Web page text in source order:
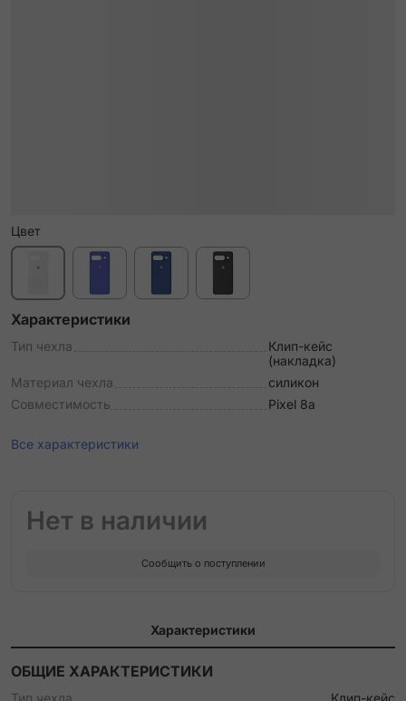
Цвет
Характеристики
Тип чехла
Клип-кейс
(накладка)
Материал чехла
силикон
Совместимость
Pixel 8a
Все характеристики
Нет в наличии
Сообщить о поступлении
Характеристики
ОБЩИЕ ХАРАКТЕРИСТИКИ
Тип чехла
Клип-кейс